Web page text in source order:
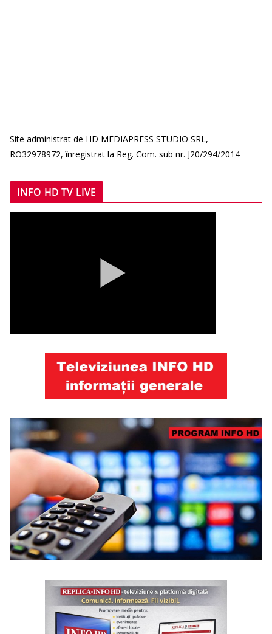
Site administrat de HD MEDIAPRESS STUDIO SRL,
RO32978972, înregistrat la Reg. Com. sub nr. J20/294/2014
INFO HD TV LIVE